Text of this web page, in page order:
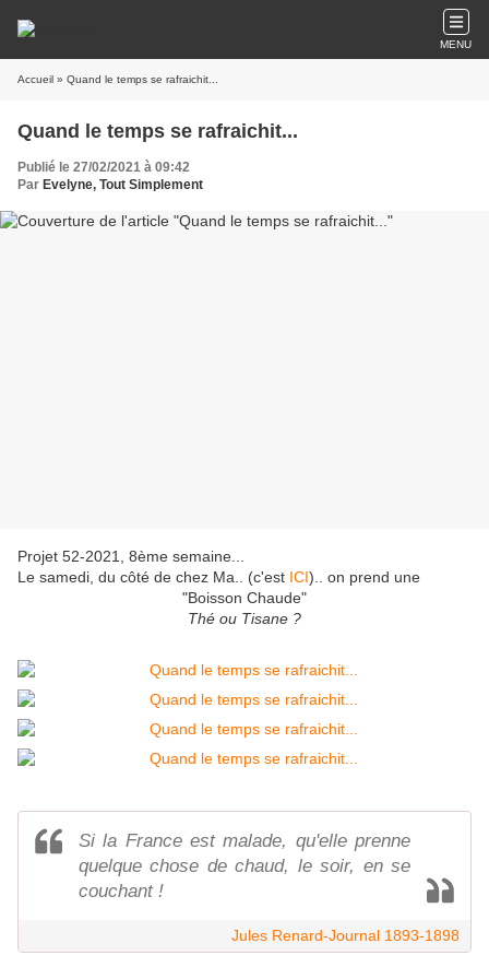
MENU
Accueil » Quand le temps se rafraichit...
Quand le temps se rafraichit...
Publié le 27/02/2021 à 09:42
Par Evelyne, Tout Simplement
Projet 52-2021, 8ème semaine...
Le samedi, du côté de chez Ma.. (c'est ICI).. on prend une
"Boisson Chaude"
Thé ou Tisane ?
Si la France est malade, qu'elle prenne
quelque chose de chaud, le soir, en se
couchant !
Jules Renard-Journal 1893-1898